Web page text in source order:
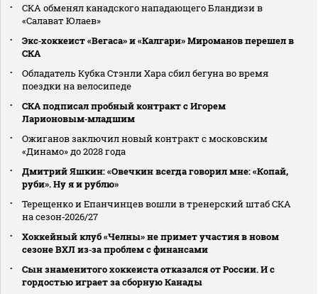
СКА обменял канадского нападающего Бландизи в
«Салават Юлаев»
Экс‑хоккеист «Вегаса» и «Калгари» Мироманов перешел в
СКА
Обладатель Кубка Стэнли Хара сбил бегуна во время
поездки на велосипеде
СКА подписал пробный контракт с Игорем
Ларионовым‑младшим
Ожиганов заключил новый контракт с московским
«Динамо» до 2028 года
Дмитрий Яшкин: «Овечкин всегда говорил мне: «Копай,
руби». Ну я и рублю»
Терещенко и Епанчинцев вошли в тренерский штаб СКА
на сезон‑2026/27
Хоккейный клуб «Челны» не примет участия в новом
сезоне ВХЛ из‑за проблем с финансами
Сын знаменитого хоккеиста отказался от России. И с
гордостью играет за сборную Канады